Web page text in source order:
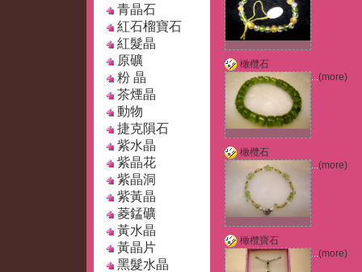
青晶石
紅石榴寶石
紅髮晶
原礦
粉 晶
茶煙晶
動物
捷克隕石
紫水晶
紫晶花
紫晶洞
紫黃晶
菱錳礦
黃水晶
黃晶片
黑髮水晶
橄欖石
...(more)
橄欖石
...(more)
橄欖寶石
...(more)